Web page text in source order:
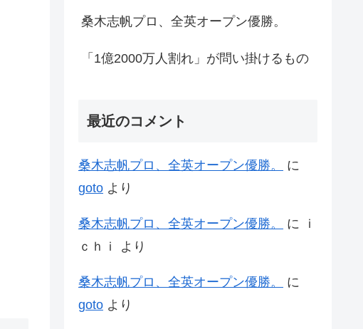
桑木志帆プロ、全英オープン優勝。
「1億2000万人割れ」が問い掛けるもの
最近のコメント
桑木志帆プロ、全英オープン優勝。
に
goto より
桑木志帆プロ、全英オープン優勝。 に
ｉ
ｃｈｉ
より
桑木志帆プロ、全英オープン優勝。
に
goto より